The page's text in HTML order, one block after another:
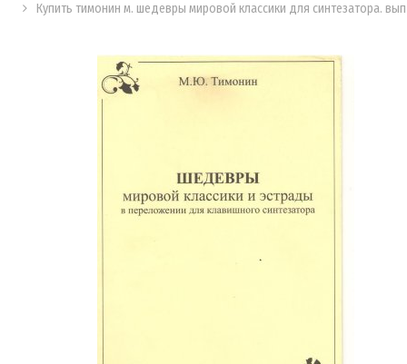
Купить тимонин м. шедевры мировой классики для синтезатора.